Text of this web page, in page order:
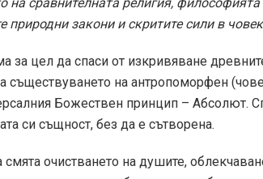
природни закони и скритите сили в
за цел да спаси от изкривяване
съществуването на антропоморфен
Божествен принцип – Абсолют.
си същност, без да е сътворена.
очистването на душите,